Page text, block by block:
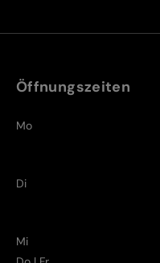
Öffnungszeiten
Mo
Di
Mi